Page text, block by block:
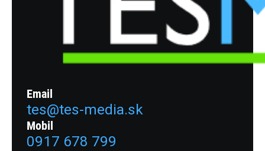
Email
tes@tes-media.sk
Mobil
0917 678 799